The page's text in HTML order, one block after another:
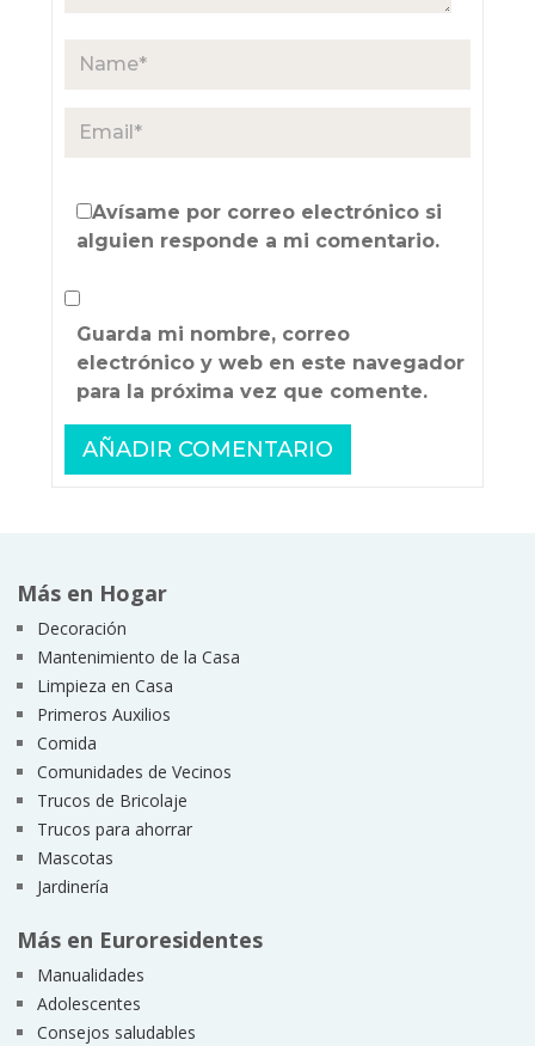
Avísame por correo electrónico si
alguien responde a mi comentario.
Guarda mi nombre, correo
electrónico y web en este navegador
para la próxima vez que comente.
Más en Hogar
Decoración
Mantenimiento de la Casa
Limpieza en Casa
Primeros Auxilios
Comida
Comunidades de Vecinos
Trucos de Bricolaje
Trucos para ahorrar
Mascotas
Jardinería
Más en Euroresidentes
Manualidades
Adolescentes
Consejos saludables